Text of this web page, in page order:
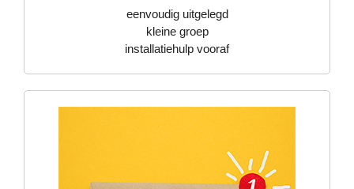
eenvoudig uitgelegd
kleine groep
installatiehulp vooraf